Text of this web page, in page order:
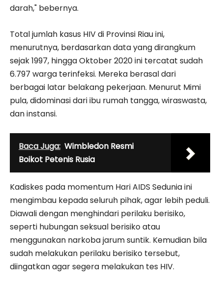
darah," bebernya.
Total jumlah kasus HIV di Provinsi Riau ini,
menurutnya, berdasarkan data yang dirangkum
sejak 1997, hingga Oktober 2020 ini tercatat sudah
6.797 warga terinfeksi. Mereka berasal dari
berbagai latar belakang pekerjaan. Menurut Mimi
pula, didominasi dari ibu rumah tangga, wiraswasta,
dan instansi.
Baca Juga: Wimbledon Resmi
Boikot Petenis Rusia
Kadiskes pada momentum Hari AIDS Sedunia ini
mengimbau kepada seluruh pihak, agar lebih peduli.
Diawali dengan menghindari perilaku berisiko,
seperti hubungan seksual berisiko atau
menggunakan narkoba jarum suntik. Kemudian bila
sudah melakukan perilaku berisiko tersebut,
diingatkan agar segera melakukan tes HIV.